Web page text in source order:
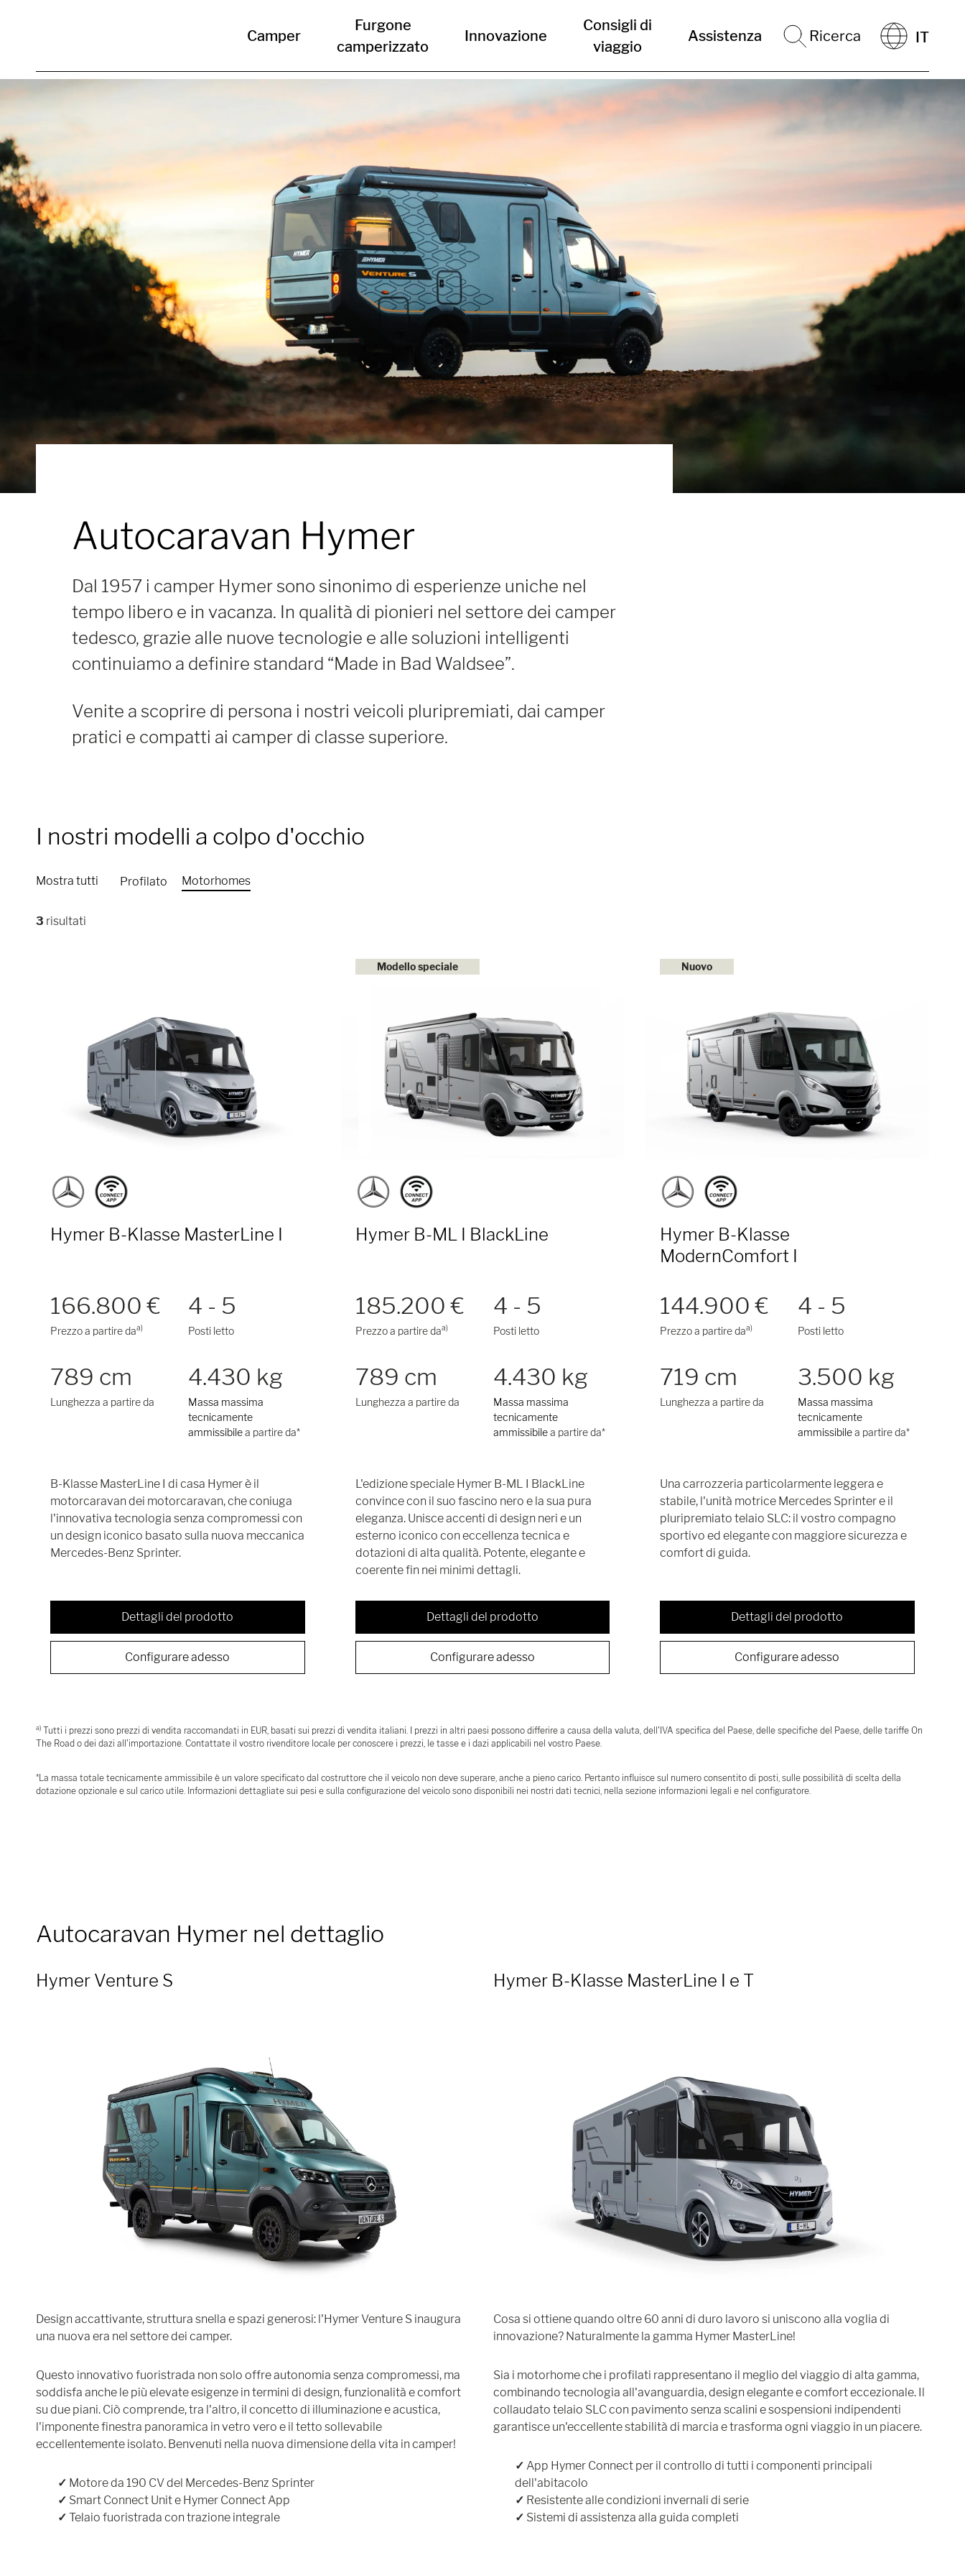
Camper
Furgone
camperizzato
Innovazione
Consigli di
viaggio
Assistenza Ricerca IT
Autocaravan Hymer
Dal 1957 i camper Hymer sono sinonimo di esperienze uniche nel
tempo libero e in vacanza. In qualità di pionieri nel settore dei camper
tedesco, grazie alle nuove tecnologie e alle soluzioni intelligenti
continuiamo a definire standard “Made in Bad Waldsee”.
Venite a scoprire di persona i nostri veicoli pluripremiati, dai camper
pratici e compatti ai camper di classe superiore.
I nostri modelli a colpo d'occhio
Mostra tutti Profilato Motorhomes
3 risultati
Hymer B-Klasse MasterLine I
166.800 €
Prezzo a partire daa)
4 - 5
Posti letto
789 cm
Lunghezza a partire da
4.430 kg
Massa massima
tecnicamente
ammissibilea partire da*
B-Klasse MasterLine I di casa Hymer è il
motorcaravan dei motorcaravan, che coniuga
l'innovativa tecnologia senza compromessi con
un design iconico basato sulla nuova meccanica
Mercedes-Benz Sprinter.
Dettagli del prodotto
Configurare adesso
Modello speciale
Hymer B-ML I BlackLine
185.200 €
Prezzo a partire daa)
4 - 5
Posti letto
789 cm
Lunghezza a partire da
4.430 kg
Massa massima
tecnicamente
ammissibilea partire da*
L'edizione speciale Hymer B-ML I BlackLine
convince con il suo fascino nero e la sua pura
eleganza. Unisce accenti di design neri e un
esterno iconico con eccellenza tecnica e
dotazioni di alta qualità. Potente, elegante e
coerente fin nei minimi dettagli.
Dettagli del prodotto
Configurare adesso
Nuovo
Hymer B-Klasse
ModernComfort I
144.900 €
Prezzo a partire daa)
4 - 5
Posti letto
719 cm
Lunghezza a partire da
3.500 kg
Massa massima
tecnicamente
ammissibilea partire da*
Una carrozzeria particolarmente leggera e
stabile, l'unità motrice Mercedes Sprinter e il
pluripremiato telaio SLC: il vostro compagno
sportivo ed elegante con maggiore sicurezza e
comfort di guida.
Dettagli del prodotto
Configurare adesso
a) Tutti i prezzi sono prezzi di vendita raccomandati in EUR, basati sui prezzi di vendita italiani. I prezzi in altri paesi possono differire a causa della valuta, dell'IVA specifica del Paese, delle specifiche del Paese, delle tariffe On
The Road o dei dazi all'importazione. Contattate il vostro rivenditore locale per conoscere i prezzi, le tasse e i dazi applicabili nel vostro Paese.
*La massa totale tecnicamente ammissibile è un valore specificato dal costruttore che il veicolo non deve superare, anche a pieno carico. Pertanto influisce sul numero consentito di posti, sulle possibilità di scelta della
dotazione opzionale e sul carico utile. Informazioni dettagliate sui pesi e sulla configurazione del veicolo sono disponibili nei nostri dati tecnici, nella sezione informazioni legali e nel configuratore.
Autocaravan Hymer nel dettaglio
Hymer Venture S
Design accattivante, struttura snella e spazi generosi: l'Hymer Venture S inaugura
una nuova era nel settore dei camper.
Questo innovativo fuoristrada non solo offre autonomia senza compromessi, ma
soddisfa anche le più elevate esigenze in termini di design, funzionalità e comfort
su due piani. Ciò comprende, tra l'altro, il concetto di illuminazione e acustica,
l'imponente finestra panoramica in vetro vero e il tetto sollevabile
eccellentemente isolato. Benvenuti nella nuova dimensione della vita in camper!
✓ Motore da 190 CV del Mercedes-Benz Sprinter
✓ Smart Connect Unit e Hymer Connect App
✓ Telaio fuoristrada con trazione integrale
Hymer B-Klasse MasterLine I e T
Cosa si ottiene quando oltre 60 anni di duro lavoro si uniscono alla voglia di
innovazione? Naturalmente la gamma Hymer MasterLine!
Sia i motorhome che i profilati rappresentano il meglio del viaggio di alta gamma,
combinando tecnologia all'avanguardia, design elegante e comfort eccezionale. Il
collaudato telaio SLC con pavimento senza scalini e sospensioni indipendenti
garantisce un'eccellente stabilità di marcia e trasforma ogni viaggio in un piacere.
✓ App Hymer Connect per il controllo di tutti i componenti principali
dell'abitacolo
✓ Resistente alle condizioni invernali di serie
✓ Sistemi di assistenza alla guida completi